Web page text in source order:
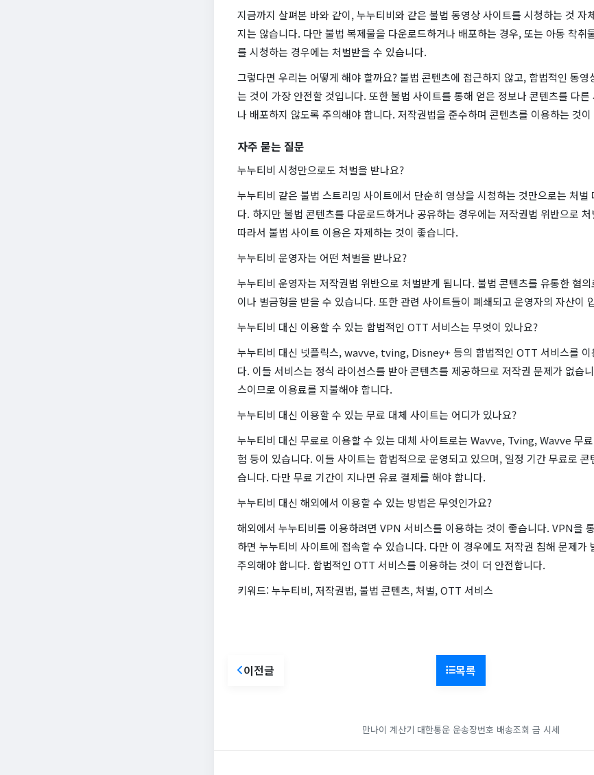
지금까지 살펴본 바와 같이, 누누티비와 같은 불법 동영상 사이트를 시청하는 것 자
지는 않습니다. 다만 불법 복제물을 다운로드하거나 배포하는 경우, 또는 아동 착취
를 시청하는 경우에는 처벌받을 수 있습니다.
그렇다면 우리는 어떻게 해야 할까요? 불법 콘텐츠에 접근하지 않고, 합법적인 동영
는 것이 가장 안전할 것입니다. 또한 불법 사이트를 통해 얻은 정보나 콘텐츠를 다른
나 배포하지 않도록 주의해야 합니다. 저작권법을 준수하며 콘텐츠를 이용하는 것
자주 묻는 질문
누누티비 시청만으로도 처벌을 받나요?
누누티비 같은 불법 스트리밍 사이트에서 단순히 영상을 시청하는 것만으로는 처벌
다. 하지만 불법 콘텐츠를 다운로드하거나 공유하는 경우에는 저작권법 위반으로
따라서 불법 사이트 이용은 자제하는 것이 좋습니다.
누누티비 운영자는 어떤 처벌을 받나요?
누누티비 운영자는 저작권법 위반으로 처벌받게 됩니다. 불법 콘텐츠를 유통한 혐
이나 벌금형을 받을 수 있습니다. 또한 관련 사이트들이 폐쇄되고 운영자의 자산이
누누티비 대신 이용할 수 있는 합법적인 OTT 서비스는 무엇이 있나요?
누누티비 대신 넷플릭스, wavve, tving, Disney+ 등의 합법적인 OTT 서비스를 이
다. 이들 서비스는 정식 라이선스를 받아 콘텐츠를 제공하므로 저작권 문제가 없습
스이므로 이용료를 지불해야 합니다.
누누티비 대신 이용할 수 있는 무료 대체 사이트는 어디가 있나요?
누누티비 대신 무료로 이용할 수 있는 대체 사이트로는 Wavve, Tving, Wavve 무
험 등이 있습니다. 이들 사이트는 합법적으로 운영되고 있으며, 일정 기간 무료로 콘
습니다. 다만 무료 기간이 지나면 유료 결제를 해야 합니다.
누누티비 대신 해외에서 이용할 수 있는 방법은 무엇인가요?
해외에서 누누티비를 이용하려면 VPN 서비스를 이용하는 것이 좋습니다. VPN을
하면 누누티비 사이트에 접속할 수 있습니다. 다만 이 경우에도 저작권 침해 문제가
주의해야 합니다. 합법적인 OTT 서비스를 이용하는 것이 더 안전합니다.
키워드: 누누티비, 저작권법, 불법 콘텐츠, 처벌, OTT 서비스
이전글 목록
만나이 계산기 대한통운 운송장번호 배송조회 금 시세